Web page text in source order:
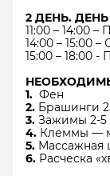
2 ДЕНЬ.
11:00 – 14:00
14:00 – 15:00 –
15:00 – 18:00
1. Фен
2. Брашинги
3. Зажимы 2-5
4. Клеммы —
5. Массажная
6. Расческа